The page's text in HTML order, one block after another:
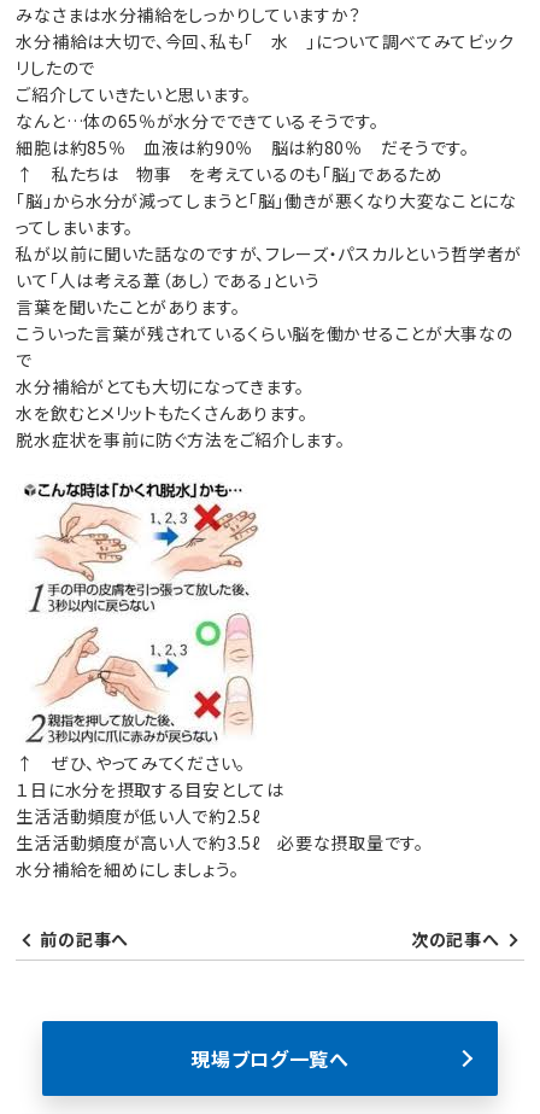
みなさまは水分補給をしっかりしていますか？
水分補給は大切で、今回、私も「 水 」について調べてみてビック
リしたので
ご紹介していきたいと思います。
なんと…体の65％が水分でできているそうです。
細胞は約85％ 血液は約90％ 脳は約80％ だそうです。
↑ 私たちは 物事 を考えているのも「脳」であるため
「脳」から水分が減ってしまうと「脳」働きが悪くなり大変なことにな
ってしまいます。
私が以前に聞いた話なのですが、フレーズ・パスカルという哲学者が
いて「人は考える葦（あし）である」という
言葉を聞いたことがあります。
こういった言葉が残されているくらい脳を働かせることが大事なの
で
水分補給がとても大切になってきます。
水を飲むとメリットもたくさんあります。
脱水症状を事前に防ぐ方法をご紹介します。
↑ ぜひ、やってみてください。
１日に水分を摂取する目安としては
生活活動頻度が低い人で約2.5ℓ
生活活動頻度が高い人で約3.5ℓ 必要な摂取量です。
水分補給を細めにしましょう。
前の記事へ 次の記事へ
現場ブログ一覧へ